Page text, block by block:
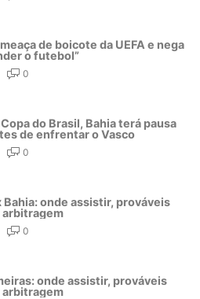
de boicote da UEFA e nega
o futebol”
0
do Brasil, Bahia terá pausa
de enfrentar o Vasco
0
Bahia: onde assistir, prováveis
arbitragem
0
onde assistir, prováveis
arbitragem